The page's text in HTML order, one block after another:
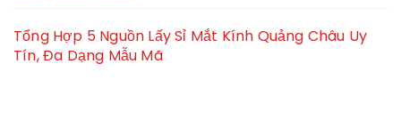
Tổng Hợp 5 Nguồn Lấy Sỉ Mắt Kính Quảng Châu Uy
Tín, Đa Dạng Mẫu Mã